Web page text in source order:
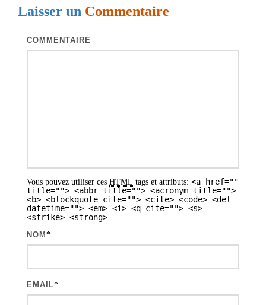
a
Laisser un Commentaire
COMMENTAIRE
Vous pouvez utiliser ces HTML tags et attributs: <a href=""
title=""> <abbr title=""> <acronym title="">
<b> <blockquote cite=""> <cite> <code> <del
datetime=""> <em> <i> <q cite=""> <s>
<strike> <strong>
NOM *
EMAIL*